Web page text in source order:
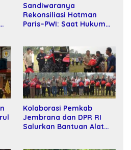
Sandiwaranya
Rekonsiliasi Hotman
Paris–PWI: Saat Hukum
Kolaborasi Pemkab
Jembrana dan DPR RI
Salurkan Bantuan Alat